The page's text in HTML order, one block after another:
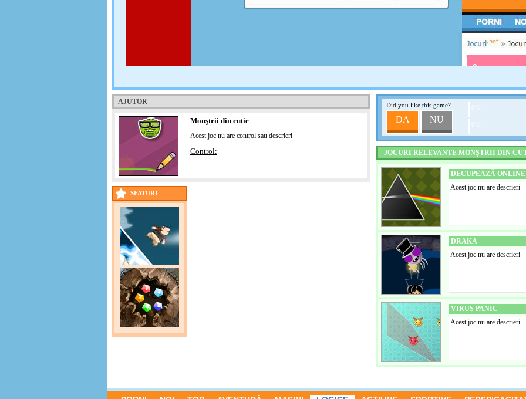
AJUTOR
Monştrii din cutie
Acest joc nu are control sau descrieri
Control:
SFATURI
Did you like this game?
DA NU
JOCURI RELEVANTE MONŞTRII DIN
DESENEAZĂ ȘI
TRAGE LINIE
Acest joc nu are descrieri
DECUPEAZĂ ONLINE
Acest joc nu are descrieri
DRAKA
Acest joc nu are descrieri
VIRUS PANIC
Acest joc nu are descrieri
Acest joc nu are descrieri